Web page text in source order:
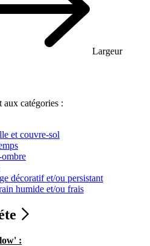
Largeur
aux catégories :
et couvre-sol
décoratif et/ou persistant
humide et/ou frais
: